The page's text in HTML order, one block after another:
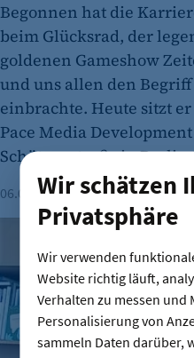
Wir schätzen
Privatsphäre
Wir verwenden
Website richtig läuft,
Verhalten zu messen
Personalisierung von
sammeln Daten darüber,
Begonnen hat die
beim Glücksrad, der
goldenen Gameshow
und uns allen den Begriff
einbrachte. Heute sitzt
Pace Media
Schützenstraße in
06.08.2026 Lesezeit: 2 Minuten
Stefan Kapferer: „Berlin